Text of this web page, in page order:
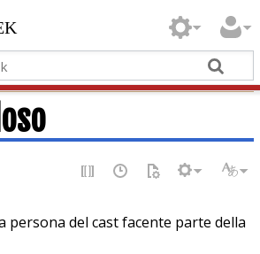
persona del cast facente parte della